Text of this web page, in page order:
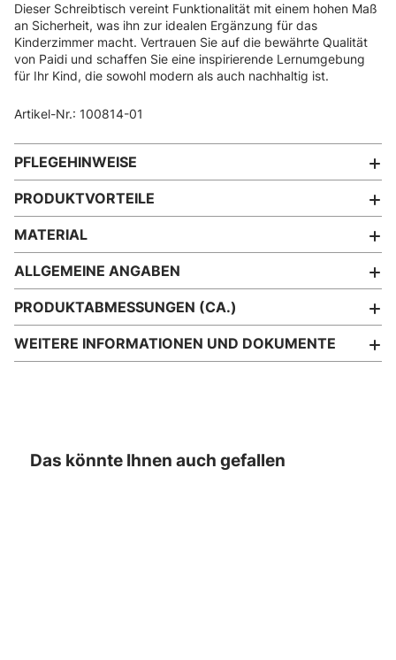
Dieser Schreibtisch vereint Funktionalität mit einem hohen Maß
an Sicherheit, was ihn zur idealen Ergänzung für das
Kinderzimmer macht. Vertrauen Sie auf die bewährte Qualität
von Paidi und schaffen Sie eine inspirierende Lernumgebung
für Ihr Kind, die sowohl modern als auch nachhaltig ist.
Artikel-Nr.: 100814-01
PFLEGEHINWEISE
PRODUKTVORTEILE
MATERIAL
ALLGEMEINE ANGABEN
PRODUKTABMESSUNGEN (CA.)
WEITERE INFORMATIONEN UND DOKUMENTE
Das könnte Ihnen auch gefallen